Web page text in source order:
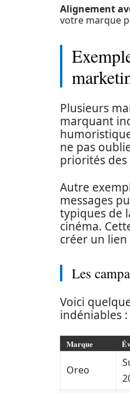
Alignement
votre marque
Plusieurs
marquant
ne pas
priorités
Autre
messages
typiques de
cinéma.
créer un
Les
Voici
indéniables :
Marque
Oreo